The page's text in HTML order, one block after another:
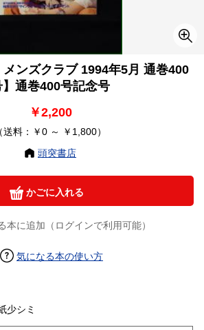
メンズクラブ 1994年5月 通巻400
】通巻400号記念号
￥2,200
（送料：￥0 ～ ￥1,800）
頭突書店
かごに入れる
本に追加（ログインで利用可能）
気になる本の使い方
少シミ